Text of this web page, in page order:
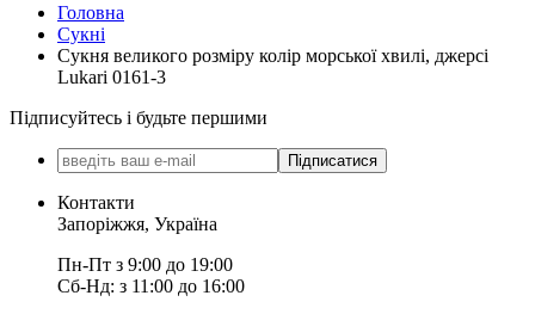
Головна
Сукні
Сукня великого розміру колір морської хвилі, джерсі
Lukari 0161-3
Підписуйтесь і будьте першими
Підписатися
Контакти
Запоріжжя, Україна
Пн-Пт з 9:00 до 19:00
Сб-Нд: з 11:00 до 16:00